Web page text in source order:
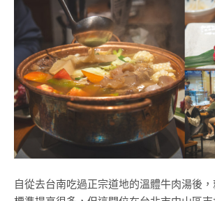
自從去台南吃過正宗道地的溫體牛肉湯後